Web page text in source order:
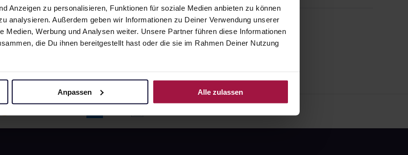
Anzeigen zu personalisieren, Funktionen für soziale Medien anbieten zu können
analysieren. Außerdem geben wir Informationen zu Deiner Verwendung unserer
Medien, Werbung und Analysen weiter. Unsere Partner führen diese Informationen
die Du ihnen bereitgestellt hast oder die sie im Rahmen Deiner Nutzung
Anpassen Alle zulassen